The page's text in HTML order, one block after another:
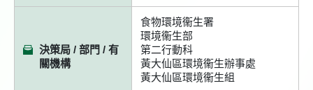
決策局 / 部門 / 有
關機構
食物環境衞生署
環境衞生部
第二行動科
黃大仙區環境衞生辦事處
黃大仙區環境衞生組